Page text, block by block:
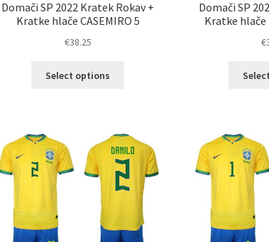
Domači SP 2022 Kratek Rokav +
Kratke hlače CASEMIRO 5
€38.25
Select options
različic.
Možnosti
lahko
izberete
na
strani
izdelka
Domači SP
Kratke hlače
€